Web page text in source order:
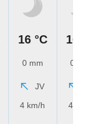
16 °C
0 mm
JV
4 km/h
16 °C
0 mm
4 km/h